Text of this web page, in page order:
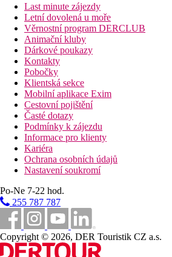
Last minute zájezdy
Letní dovolená u moře
Věrnostní program DERCLUB
Animační kluby
Dárkové poukazy
Kontakty
Pobočky
Klientská sekce
Mobilní aplikace Exim
Cestovní pojištění
Časté dotazy
Podmínky k zájezdu
Informace pro klienty
Kariéra
Ochrana osobních údajů
Nastavení soukromí
Po-Ne 7-22 hod.
255 787 787
Copyright © 2026, DER Touristik CZ a.s.